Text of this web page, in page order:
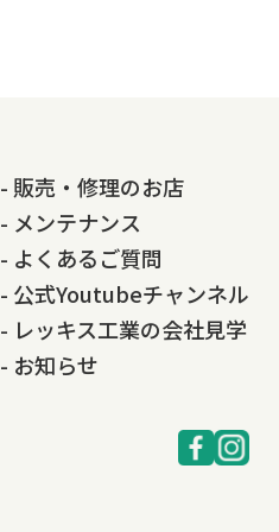
- 販売・修理のお店
- メンテナンス
- よくあるご質問
- 公式Youtubeチャンネル
- レッキス工業の会社見学
- お知らせ